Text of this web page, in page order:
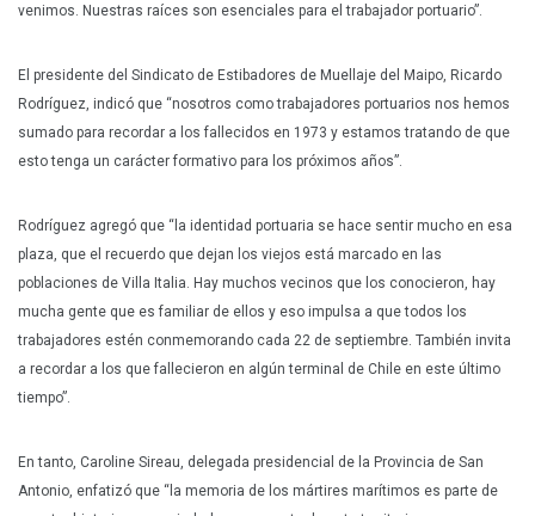
venimos. Nuestras raíces son esenciales para el trabajador portuario”.
El presidente del Sindicato de Estibadores de Muellaje del Maipo, Ricardo
Rodríguez, indicó que “nosotros como trabajadores portuarios nos hemos
sumado para recordar a los fallecidos en 1973 y estamos tratando de que
esto tenga un carácter formativo para los próximos años”.
Rodríguez agregó que “la identidad portuaria se hace sentir mucho en esa
plaza, que el recuerdo que dejan los viejos está marcado en las
poblaciones de Villa Italia. Hay muchos vecinos que los conocieron, hay
mucha gente que es familiar de ellos y eso impulsa a que todos los
trabajadores estén conmemorando cada 22 de septiembre. También invita
a recordar a los que fallecieron en algún terminal de Chile en este último
tiempo”.
En tanto, Caroline Sireau, delegada presidencial de la Provincia de San
Antonio, enfatizó que “la memoria de los mártires marítimos es parte de